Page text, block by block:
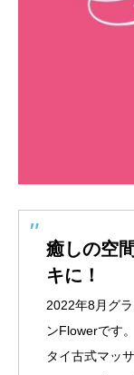
癒しの空
キに！
2022年8月グ
ンFlowerです。
タイ古式マッ